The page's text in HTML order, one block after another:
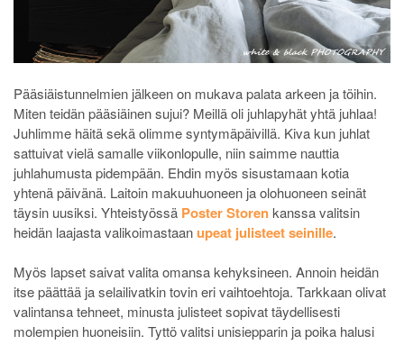
Pääsiäistunnelmien jälkeen on mukava palata arkeen ja töihin.
Miten teidän pääsiäinen sujui? Meillä oli juhlapyhät yhtä juhlaa!
Juhlimme häitä sekä olimme syntymäpäivillä. Kiva kun juhlat
sattuivat vielä samalle viikonlopulle, niin saimme nauttia
juhlahumusta pidempään. Ehdin myös sisustamaan kotia
yhtenä päivänä. Laitoin makuuhuoneen ja olohuoneen seinät
täysin uusiksi. Yhteistyössä Poster Storenkanssa valitsin
heidän laajasta valikoimastaanupeat julisteet seinille.
Myös lapset saivat valita omansa kehyksineen. Annoin heidän
itse päättää ja selailivatkin tovin eri vaihtoehtoja. Tarkkaan olivat
valintansa tehneet, minusta julisteet sopivat täydellisesti
molempien huoneisiin. Tyttö valitsi unisiepparin ja poika halusi